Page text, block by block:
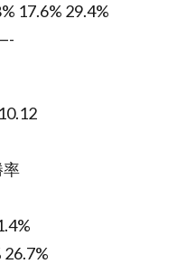
17.6% 29.4%
率
26.7%